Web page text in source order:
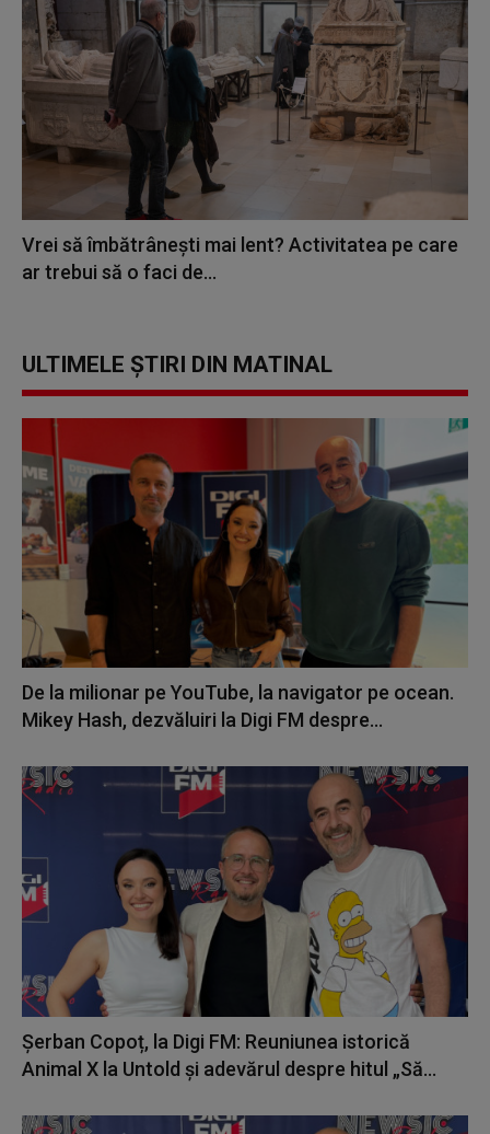
Vrei să îmbătrânești mai lent? Activitatea pe care
ar trebui să o faci de...
ULTIMELE ȘTIRI DIN MATINAL
De la milionar pe YouTube, la navigator pe ocean.
Mikey Hash, dezvăluiri la Digi FM despre...
Șerban Copoț, la Digi FM: Reuniunea istorică
Animal X la Untold și adevărul despre hitul „Să...